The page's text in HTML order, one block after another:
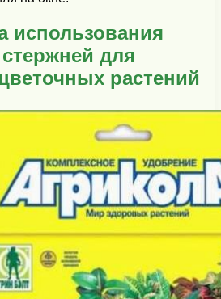
использования
для
растений